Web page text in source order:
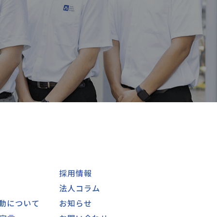
について
採用情報
法人コラム
お知らせ